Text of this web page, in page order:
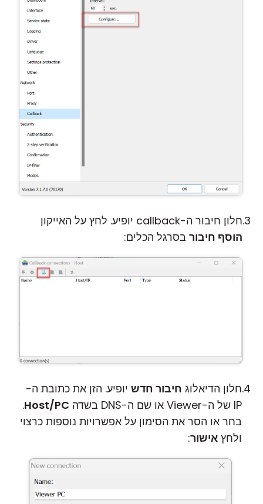
חלון חיבור ה-callback יופיע. לחץ על האייקון
הוסף חיבור בסרגל הכלים:
חלון הדיאלוג חיבור חדש יופיע. הזן את כתובת ה-
IP של ה-Viewer או שם ה-DNS בשדה
Host/PC
.
בחר או הסר את הסימון על אפשרויות נוספות כרצוי
ולחץ אישור: